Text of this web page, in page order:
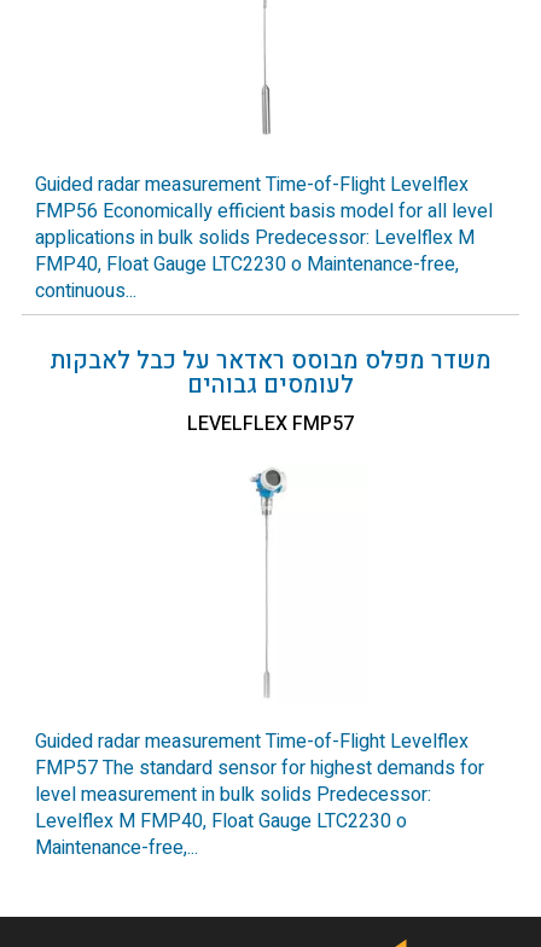
Guided radar measurement Time-of-Flight Levelflex
FMP56 Economically efficient basis model for all level
applications in bulk solids Predecessor: Levelflex M
FMP40, Float Gauge LTC2230 o Maintenance-free,
continuous...
משדר מפלס מבוסס ראדאר על כבל לאבקות
לעומסים גבוהים
LEVELFLEX FMP57
Guided radar measurement Time-of-Flight Levelflex
FMP57 The standard sensor for highest demands for
level measurement in bulk solids Predecessor:
Levelflex M FMP40, Float Gauge LTC2230 o
Maintenance-free,...